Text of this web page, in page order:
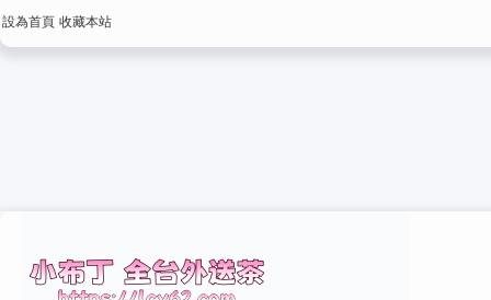
設為首頁 收藏本站